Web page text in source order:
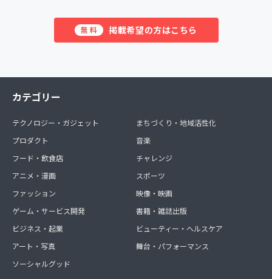
無料 掲載希望の方はこちら
カテゴリー
テクノロジー・ガジェット
プロダクト
フード・飲食店
アニメ・漫画
ファッション
ゲーム・サービス開発
ビジネス・起業
アート・写真
ソーシャルグッド
まちづくり・地域活性化
音楽
チャレンジ
スポーツ
映像・映画
書籍・雑誌出版
ビューティー・ヘルスケア
舞台・パフォーマンス